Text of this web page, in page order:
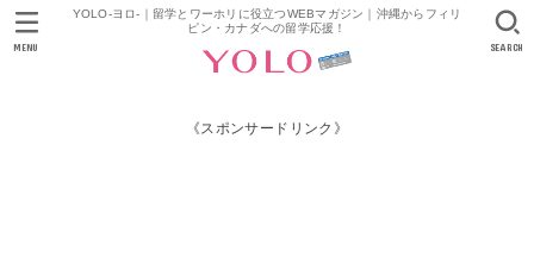
YOLO-ヨロ-｜留学とワーホリに役立つWEBマガジン｜沖縄からフィリ
ピン・カナダへの留学応援！
SEARCH
MENU
《スポンサードリンク》